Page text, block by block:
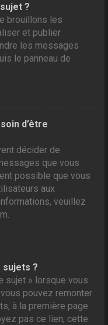
?
brouillons les
et publier
les messages
le panneau de
d’être
décider de
que vous
possible que vous
aux
veuillez
sujets ?
sujet » lorsque vous
pouvez remonter
à la première page
pas ce lien, cette